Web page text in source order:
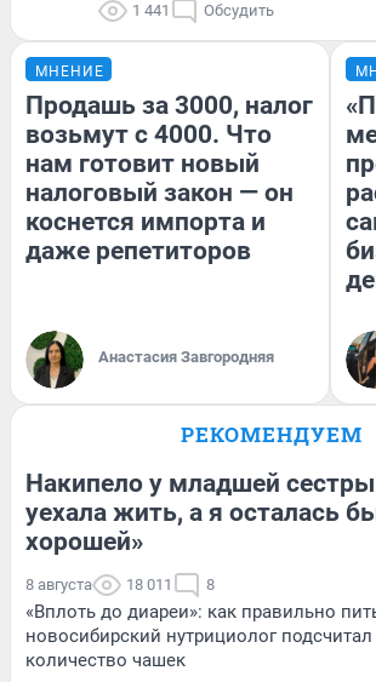
1 441 Обсудить
МНЕНИЕ
Продашь за 3000, налог
возьмут с 4000. Что
нам готовит новый
налоговый закон — он
коснется импорта и
даже репетиторов
Анастасия Завгородняя
РЕКОМЕНДУЕМ
Накипело у младшей
уехала жить, а я осталась
хорошей»
8 августа 18 011 8
«Вплоть до диареи»: как правильно
новосибирский нутрициолог
количество чашек